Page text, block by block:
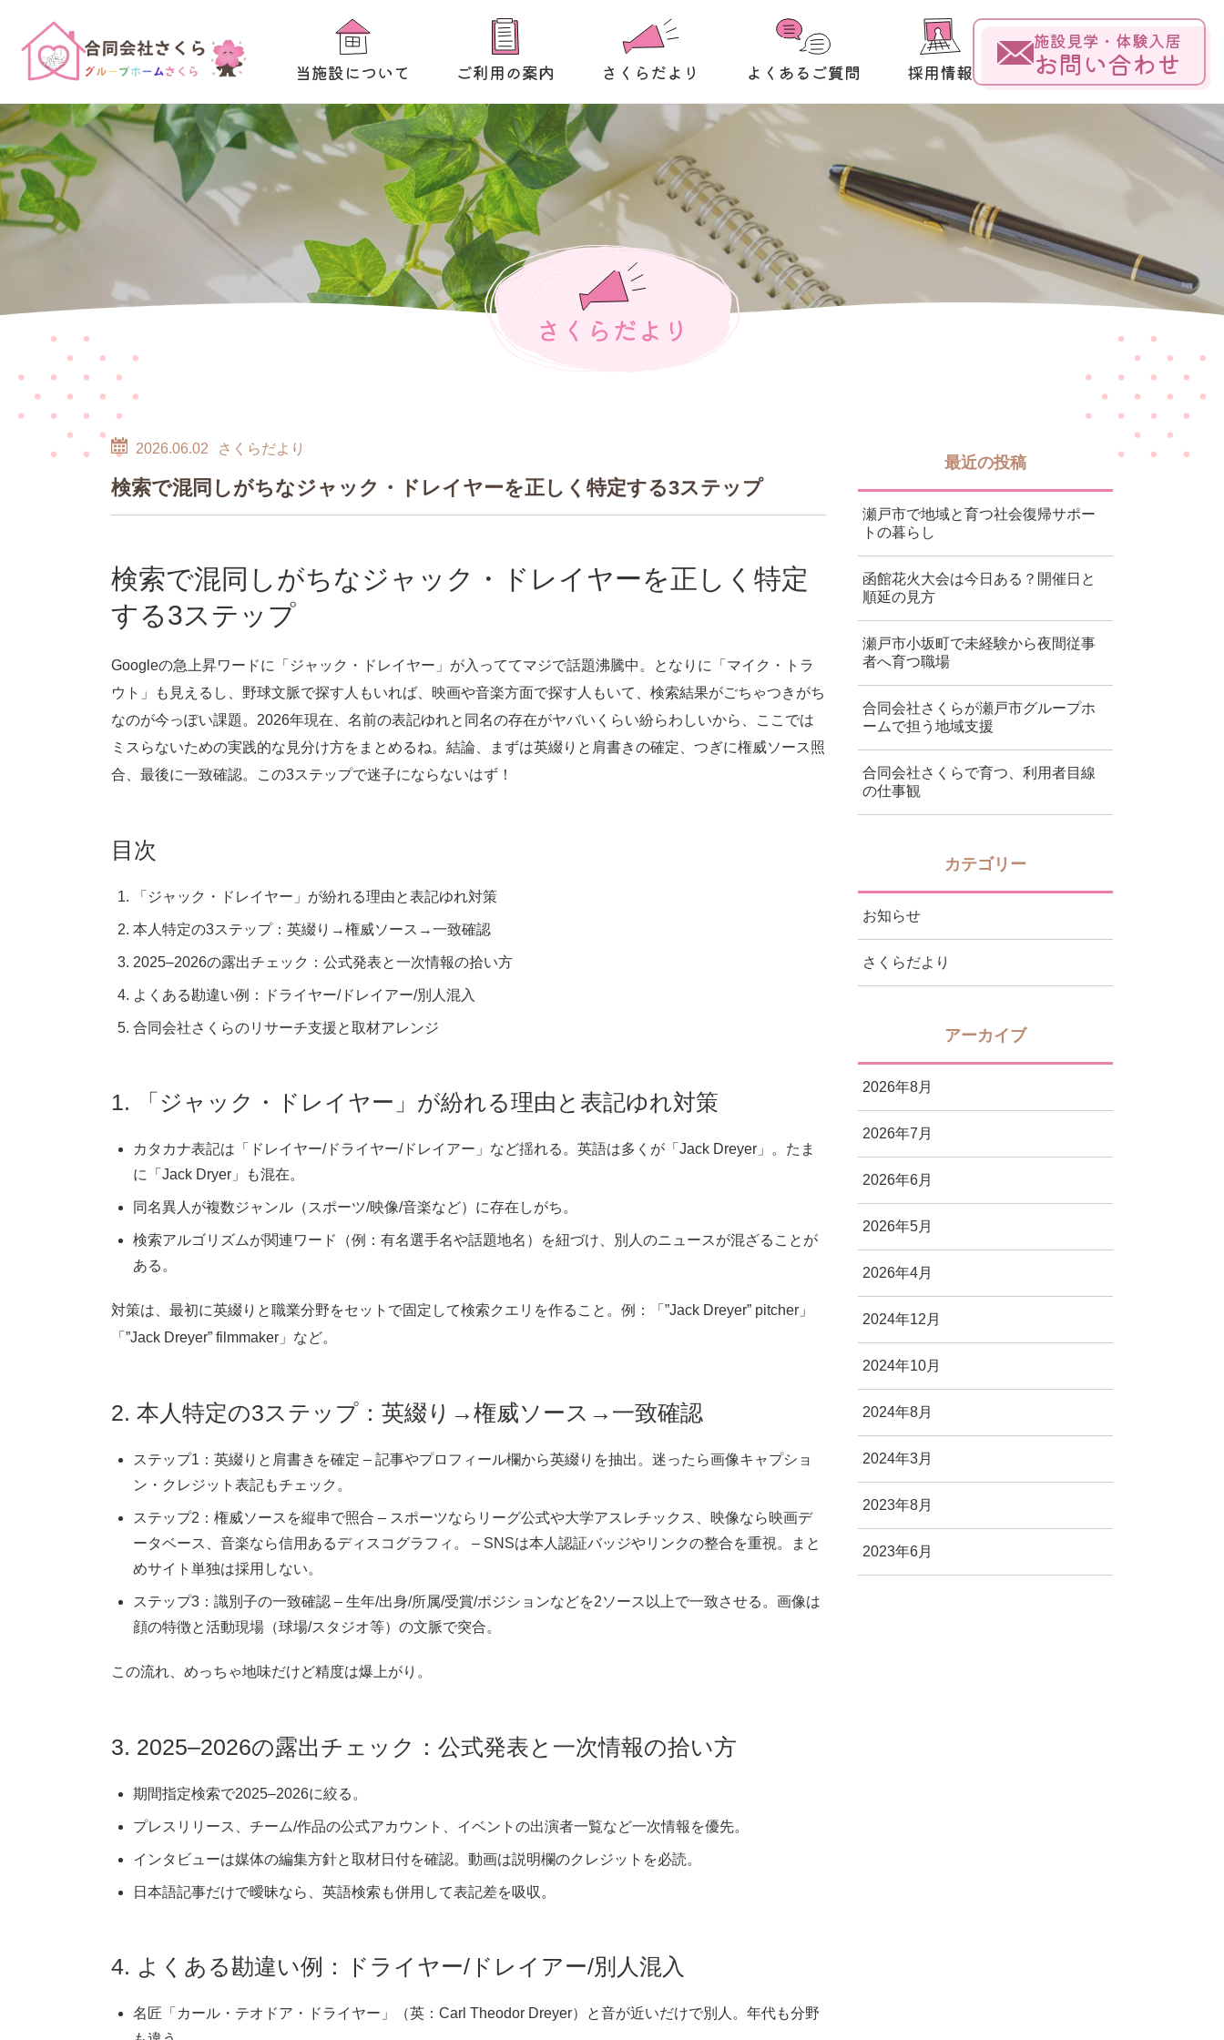
当施設について ご利用の案内 さくらだより よくあるご質問 採用情報
施設見学・体験入居
お問い合わせ
さくらだより
2026.06.02 さくらだより
検索で混同しがちなジャック・ドレイヤーを正しく特定する3ステップ
検索で混同しがちなジャック・ドレイヤーを正しく特定
する3ステップ
Googleの急上昇ワードに「ジャック・ドレイヤー」が入っててマジで話題沸騰中。となりに「マイク・トラ
ウト」も見えるし、野球文脈で探す人もいれば、映画や音楽方面で探す人もいて、検索結果がごちゃつきがち
なのが今っぽい課題。2026年現在、名前の表記ゆれと同名の存在がヤバいくらい紛らわしいから、ここでは
ミスらないための実践的な見分け方をまとめるね。結論、まずは英綴りと肩書きの確定、つぎに権威ソース照
合、最後に一致確認。この3ステップで迷子にならないはず！
目次
「ジャック・ドレイヤー」が紛れる理由と表記ゆれ対策
本人特定の3ステップ：英綴り→権威ソース→一致確認
2025–2026の露出チェック：公式発表と一次情報の拾い方
よくある勘違い例：ドライヤー/ドレイアー/別人混入
合同会社さくらのリサーチ支援と取材アレンジ
1. 「ジャック・ドレイヤー」が紛れる理由と表記ゆれ対策
カタカナ表記は「ドレイヤー/ドライヤー/ドレイアー」など揺れる。英語は多くが「Jack Dreyer」。たま
に「Jack Dryer」も混在。
同名異人が複数ジャンル（スポーツ/映像/音楽など）に存在しがち。
検索アルゴリズムが関連ワード（例：有名選手名や話題地名）を紐づけ、別人のニュースが混ざることが
ある。
対策は、最初に英綴りと職業分野をセットで固定して検索クエリを作ること。例：「”Jack Dreyer” pitcher」
「”Jack Dreyer” filmmaker」など。
2. 本人特定の3ステップ：英綴り→権威ソース→一致確認
ステップ1：英綴りと肩書きを確定 – 記事やプロフィール欄から英綴りを抽出。迷ったら画像キャプショ
ン・クレジット表記もチェック。
ステップ2：権威ソースを縦串で照合 – スポーツならリーグ公式や大学アスレチックス、映像なら映画デ
ータベース、音楽なら信用あるディスコグラフィ。 – SNSは本人認証バッジやリンクの整合を重視。まと
めサイト単独は採用しない。
ステップ3：識別子の一致確認 – 生年/出身/所属/受賞/ポジションなどを2ソース以上で一致させる。画像は
顔の特徴と活動現場（球場/スタジオ等）の文脈で突合。
この流れ、めっちゃ地味だけど精度は爆上がり。
3. 2025–2026の露出チェック：公式発表と一次情報の拾い方
期間指定検索で2025–2026に絞る。
プレスリリース、チーム/作品の公式アカウント、イベントの出演者一覧など一次情報を優先。
インタビューは媒体の編集方針と取材日付を確認。動画は説明欄のクレジットを必読。
日本語記事だけで曖昧なら、英語検索も併用して表記差を吸収。
4. よくある勘違い例：ドライヤー/ドレイアー/別人混入
名匠「カール・テオドア・ドライヤー」（英：Carl Theodor Dreyer）と音が近いだけで別人。年代も分野
最近の投稿
瀬戸市で地域と育つ社会復帰サポー
トの暮らし
函館花火大会は今日ある？開催日と
順延の見方
瀬戸市小坂町で未経験から夜間従事
者へ育つ職場
合同会社さくらが瀬戸市グループホ
ームで担う地域支援
合同会社さくらで育つ、利用者目線
の仕事観
カテゴリー
お知らせ
さくらだより
アーカイブ
2026年8月
2026年7月
2026年6月
2026年5月
2026年4月
2024年12月
2024年10月
2024年8月
2024年3月
2023年8月
2023年6月